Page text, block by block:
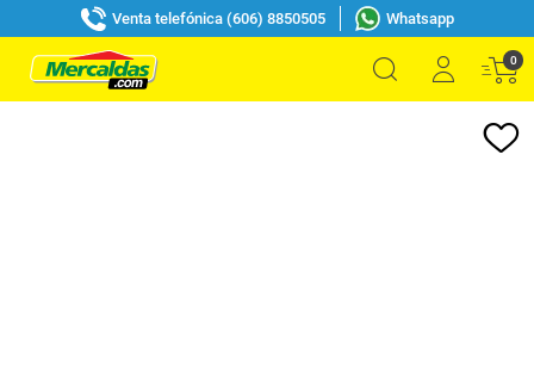
Venta telefónica (606) 8850505 Whatsapp
0